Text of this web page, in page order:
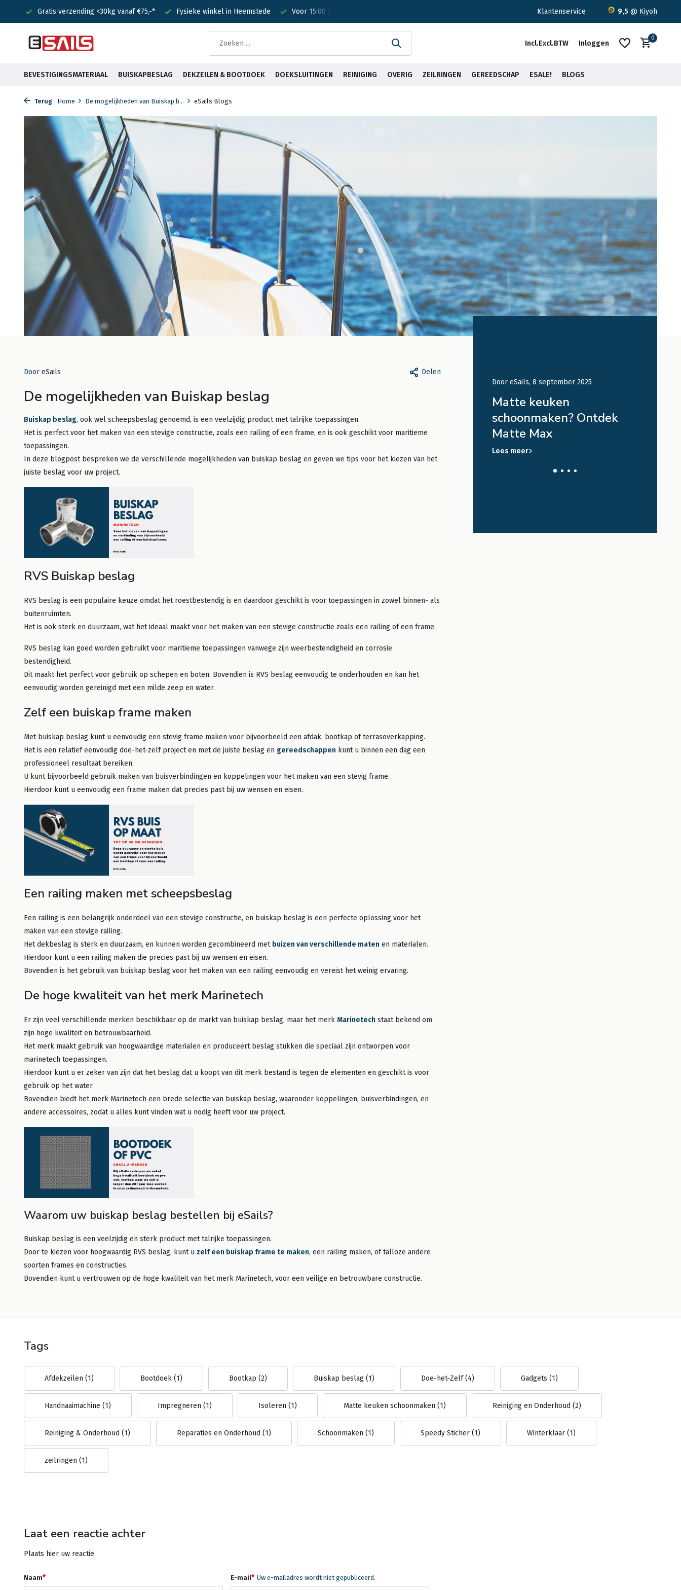
Fysieke winkel in Heemstede Voor 15:00 besteld? Is vandaag verzonden! Gratis verzending <30kg vanaf €75,-* Klantenservice 9,5 @ Kiyoh
Incl.Excl.BTW Inloggen
0
BEVESTIGINGSMATERIAAL BUISKAPBESLAG DEKZEILEN & BOOTDOEK DOEKSLUITINGEN REINIGING OVERIG ZEILRINGEN GEREEDSCHAP ESALE! BLOGS
Terug Home De mogelijkheden van Buiskap b... eSails Blogs
Door eSails Delen
De mogelijkheden van Buiskap beslag
Buiskap beslag, ook wel scheepsbeslag genoemd, is een veelzijdig product met talrijke toepassingen.
Het is perfect voor het maken van een stevige constructie, zoals een railing of een frame, en is ook geschikt voor maritieme
toepassingen.
In deze blogpost bespreken we de verschillende mogelijkheden van buiskap beslag en geven we tips voor het kiezen van het
juiste beslag voor uw project.
RVS Buiskap beslag
RVS beslag is een populaire keuze omdat het roestbestendig is en daardoor geschikt is voor toepassingen in zowel binnen- als
buitenruimten.
Het is ook sterk en duurzaam, wat het ideaal maakt voor het maken van een stevige constructie zoals een railing of een frame.
RVS beslag kan goed worden gebruikt voor maritieme toepassingen vanwege zijn weerbestendigheid en corrosie
bestendigheid.
Dit maakt het perfect voor gebruik op schepen en boten. Bovendien is RVS beslag eenvoudig te onderhouden en kan het
eenvoudig worden gereinigd met een milde zeep en water.
Zelf een buiskap frame maken
Met buiskap beslag kunt u eenvoudig een stevig frame maken voor bijvoorbeeld een afdak, bootkap of terrasoverkapping.
Het is een relatief eenvoudig doe-het-zelf project en met de juiste beslag en gereedschappen kunt u binnen een dag een
professioneel resultaat bereiken.
U kunt bijvoorbeeld gebruik maken van buisverbindingen en koppelingen voor het maken van een stevig frame.
Hierdoor kunt u eenvoudig een frame maken dat precies past bij uw wensen en eisen.
Een railing maken met scheepsbeslag
Een railing is een belangrijk onderdeel van een stevige constructie, en buiskap beslag is een perfecte oplossing voor het
maken van een stevige railing.
Het dekbeslag is sterk en duurzaam, en kunnen worden gecombineerd met buizen van verschillende maten en materialen.
Hierdoor kunt u een railing maken die precies past bij uw wensen en eisen.
Bovendien is het gebruik van buiskap beslag voor het maken van een railing eenvoudig en vereist het weinig ervaring.
De hoge kwaliteit van het merk Marinetech
Er zijn veel verschillende merken beschikbaar op de markt van buiskap beslag, maar het merk Marinetech staat bekend om
zijn hoge kwaliteit en betrouwbaarheid.
Het merk maakt gebruik van hoogwaardige materialen en produceert beslag stukken die speciaal zijn ontworpen voor
marinetech toepassingen.
Hierdoor kunt u er zeker van zijn dat het beslag dat u koopt van dit merk bestand is tegen de elementen en geschikt is voor
gebruik op het water.
Bovendien biedt het merk Marinetech een brede selectie van buiskap beslag, waaronder koppelingen, buisverbindingen, en
andere accessoires, zodat u alles kunt vinden wat u nodig heeft voor uw project.
Waarom uw buiskap beslag bestellen bij eSails?
Buiskap beslag is een veelzijdig en sterk product met talrijke toepassingen.
Door te kiezen voor hoogwaardig RVS beslag, kunt u zelf een buiskap frame te maken, een railing maken, of talloze andere
soorten frames en constructies.
Bovendien kunt u vertrouwen op de hoge kwaliteit van het merk Marinetech, voor een veilige en betrouwbare constructie.
Zelf uw Bootkap Reinigen
en Impregneren
Lees meer
maken: In 4 Stappen
Lees meer
Door eSails, 8 september 2025
Matte keuken
schoonmaken? Ontdek
Matte Max
Lees meer
Tags
Afdekzeilen (1) Bootdoek (1) Bootkap (2) Buiskap beslag (1) Doe-het-Zelf(4) Gadgets (1)
Handnaaimachine (1) Impregneren (1) Isoleren (1) Matte keuken schoonmaken (1) Reiniging en Onderhoud (2)
Reiniging & Onderhoud (1) Reparaties en Onderhoud (1) Schoonmaken (1) Speedy Sticher (1) Winterklaar (1)
zeilringen (1)
Laat een reactie achter
Plaats hier uw reactie
Naam* E-mail* Uw e-mailadres wordt niet gepubliceerd.